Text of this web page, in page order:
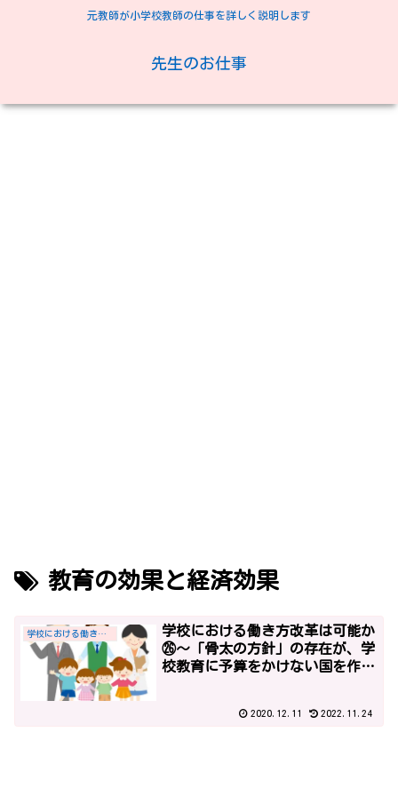
元教師が小学校教師の仕事を詳しく説明します
先生のお仕事
教育の効果と経済効果
学校における働き方改革
学校における働き方改革は可能か
㉖～「骨太の方針」の存在が、学
校教育に予算をかけない国を作り
2020.12.11 2022.11.24